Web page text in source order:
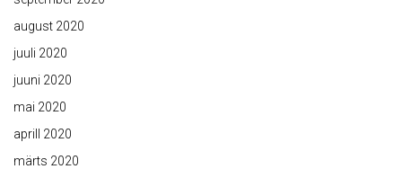
august 2020
juuli 2020
juuni 2020
mai 2020
aprill 2020
märts 2020